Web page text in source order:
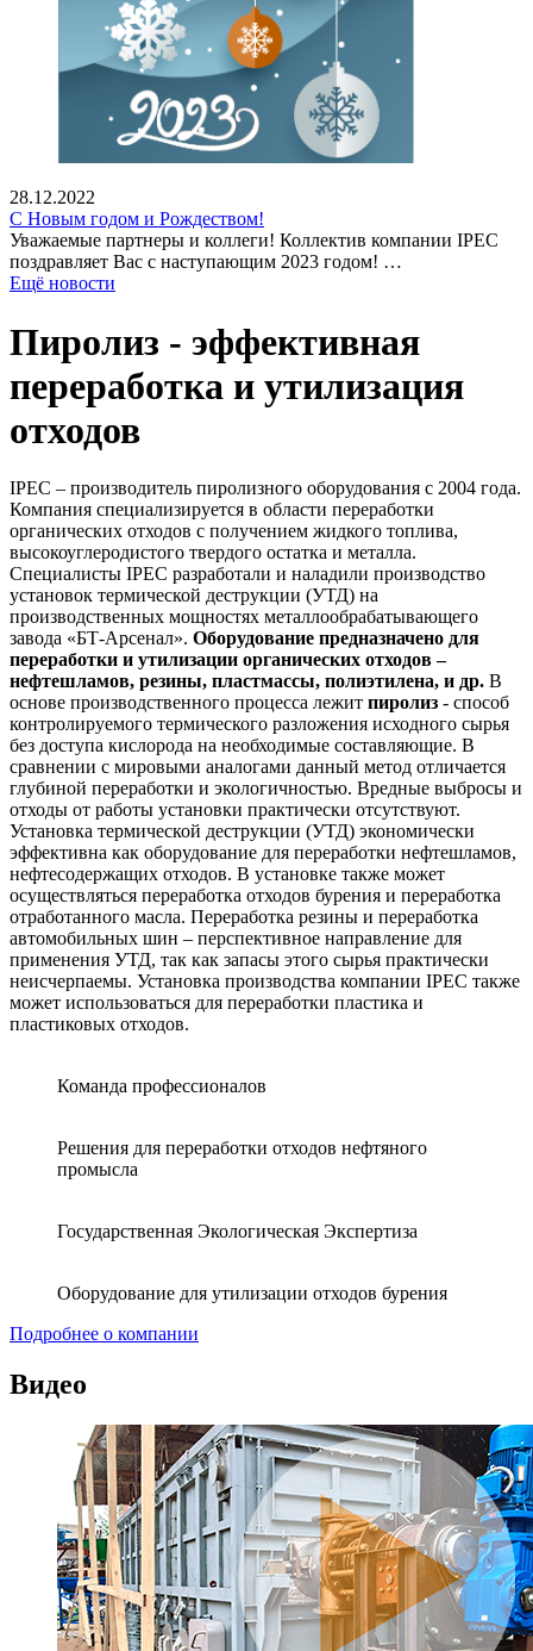
28.12.2022
С Новым годом и Рождеством!
Уважаемые партнеры и коллеги! Коллектив компании IPEC
поздравляет Вас с наступающим 2023 годом! …
Ещё новости
Пиролиз - эффективная
переработка и утилизация
отходов
IPEC – производитель пиролизного оборудования с 2004 года.
Компания специализируется в области переработки
органических отходов с получением жидкого топлива,
высокоуглеродистого твердого остатка и металла.
Специалисты IPEC разработали и наладили производство
установок термической деструкции (УТД) на
производственных мощностях металлообрабатывающего
завода «БТ-Арсенал». Оборудование предназначено для
переработки и утилизации органических отходов –
нефтешламов, резины, пластмассы, полиэтилена, и др. В
основе производственного процесса лежит пиролиз - способ
контролируемого термического разложения исходного сырья
без доступа кислорода на необходимые составляющие. В
сравнении с мировыми аналогами данный метод отличается
глубиной переработки и экологичностью. Вредные выбросы и
отходы от работы установки практически отсутствуют.
Установка термической деструкции (УТД) экономически
эффективна как оборудование для переработки нефтешламов,
нефтесодержащих отходов. В установке также может
осуществляться переработка отходов бурения и переработка
отработанного масла. Переработка резины и переработка
автомобильных шин – перспективное направление для
применения УТД, так как запасы этого сырья практически
неисчерпаемы. Установка производства компании IPEC также
может использоваться для переработки пластика и
пластиковых отходов.
Команда профессионалов
Решения для переработки отходов нефтяного
промысла
Государственная Экологическая Экспертиза
Оборудование для утилизации отходов бурения
Подробнее о компании
Видео